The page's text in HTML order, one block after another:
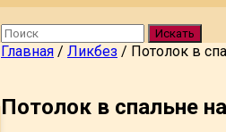
Искать
Главная / Ликбез / Потолок в
Потолок в спальне